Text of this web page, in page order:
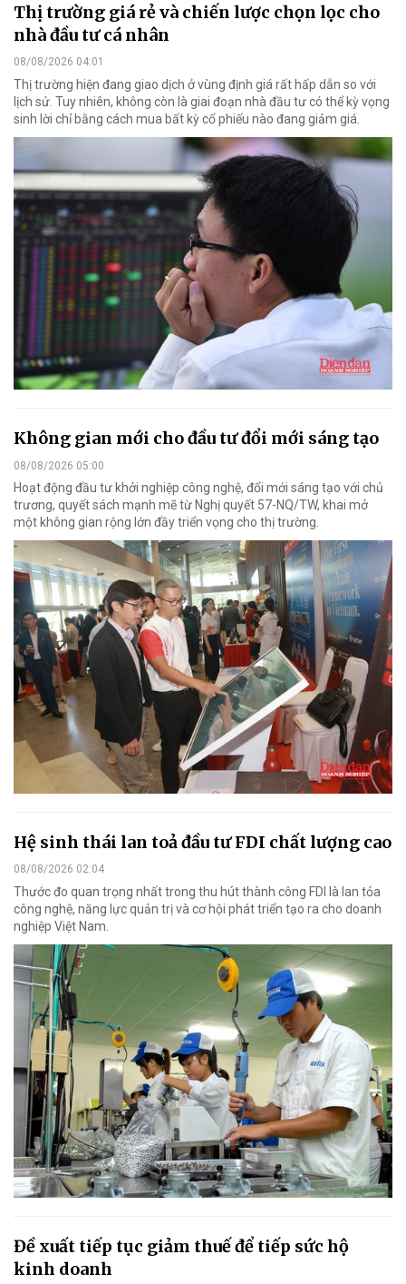
Thị trường giá rẻ và chiến lược chọn lọc cho
nhà đầu tư cá nhân
08/08/2026 04:01
Thị trường hiện đang giao dịch ở vùng định giá rất hấp dẫn so với
lịch sử. Tuy nhiên, không còn là giai đoạn nhà đầu tư có thể kỳ vọng
sinh lời chỉ bằng cách mua bất kỳ cổ phiếu nào đang giảm giá.
Không gian mới cho đầu tư đổi mới sáng tạo
08/08/2026 05:00
Hoạt động đầu tư khởi nghiệp công nghệ, đổi mới sáng tạo với chủ
trương, quyết sách mạnh mẽ từ Nghị quyết 57-NQ/TW, khai mở
một không gian rộng lớn đầy triển vọng cho thị trường.
Hệ sinh thái lan toả đầu tư FDI chất lượng cao
08/08/2026 02:04
Thước đo quan trọng nhất trong thu hút thành công FDI là lan tỏa
công nghệ, năng lực quản trị và cơ hội phát triển tạo ra cho doanh
nghiệp Việt Nam.
Đề xuất tiếp tục giảm thuế để tiếp sức hộ
kinh doanh